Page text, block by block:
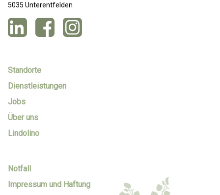
5035 Unterentfelden
Standorte
Dienstleistungen
Jobs
Über uns
Lindolino
Notfall
Impressum und Haftung